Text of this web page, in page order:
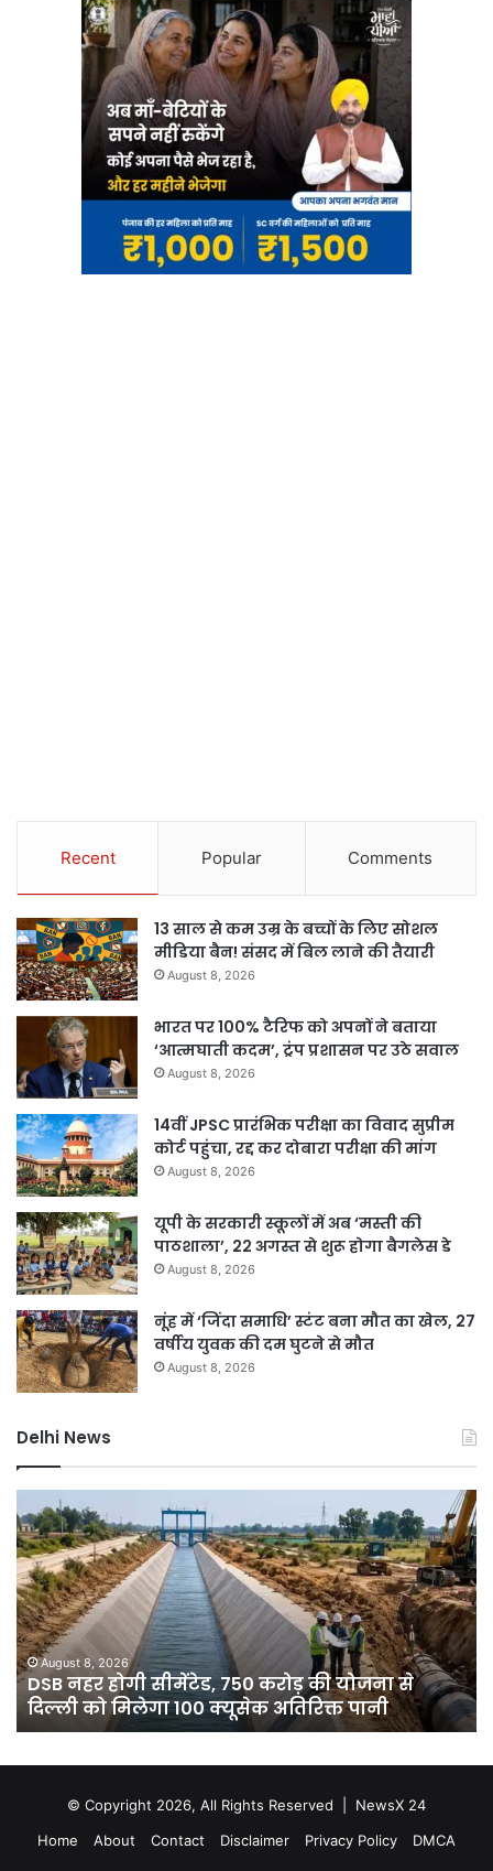
Recent Popular Comments
13 साल से कम उम्र के बच्चों के लिए सोशल
मीडिया बैन! संसद में बिल लाने की तैयारी
August 8, 2026
भारत पर 100% टैरिफ को अपनों ने बताया
‘आत्मघाती कदम’, ट्रंप प्रशासन पर उठे सवाल
August 8, 2026
14वीं JPSC प्रारंभिक परीक्षा का विवाद सुप्रीम
कोर्ट पहुंचा, रद्द कर दोबारा परीक्षा की मांग
August 8, 2026
यूपी के सरकारी स्कूलों में अब ‘मस्ती की
पाठशाला’, 22 अगस्त से शुरू होगा बैगलेस डे
August 8, 2026
नूंह में ‘जिंदा समाधि’ स्टंट बना मौत का खेल, 27
वर्षीय युवक की दम घुटने से मौत
August 8, 2026
Delhi News
8, 2026
नहर होगी सीमेंटेड, 750 करोड़ की योजना से
को मिलेगा 100 क्यूसेक अतिरिक्त पानी
दिल्ली
में
बारिश
ने
तोड़ा
15
साल
का
रिकॉर्ड,
7
डिग्री
आज
गिरा
© Copyright 2026, All Rights Reserved | NewsX 24
Home
About Contact Disclaimer Privacy Policy DMCA